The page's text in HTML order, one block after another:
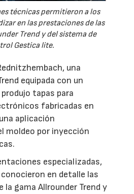
técnicas permitieron a los
en las prestaciones de las
Trend y del sistema de
Gestica lite.
una
equipada con un
tapas para
fabricadas en
aplicación
moldeo por inyección
especializadas,
en detalle las
gama Allrounder Trend y